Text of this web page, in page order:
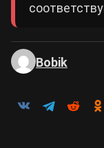
Bobik